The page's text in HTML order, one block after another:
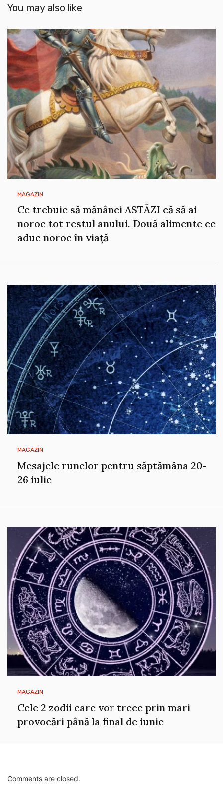
You may also like
MAGAZIN
Ce trebuie să mănânci ASTĂZI că să ai
noroc tot restul anului. Două alimente ce
aduc noroc în viață
MAGAZIN
Mesajele runelor pentru săptămâna 20-
26 iulie
MAGAZIN
Cele 2 zodii care vor trece prin mari
provocări până la final de iunie
Comments are closed.